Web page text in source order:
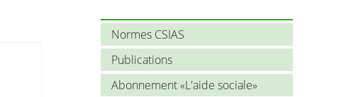
Normes CSIAS
Publications
Abonnement «L'aide sociale»